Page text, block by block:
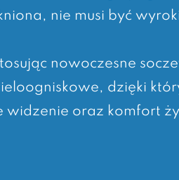
nie musi być
nowoczesne
dzięki
widzenie oraz komfort